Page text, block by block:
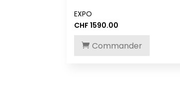
EXPO
CHF 1590.00
Commander